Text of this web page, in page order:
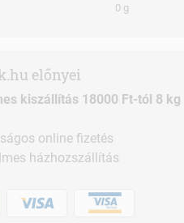
0 g
előnyei
kiszállítás 18000 Ft-tól 8 kg
online fizetés
házhozszállítás